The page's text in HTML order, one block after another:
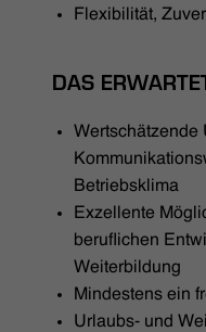
Flexibilität,
DAS
Wertschätzende
Betriebsklima
Exzellente
beruflichen
Weiterbildung
Mindestens ein
Urlaubs- und